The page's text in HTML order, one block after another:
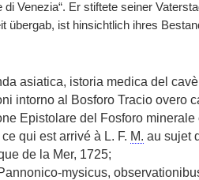
di Venezia“. Er stiftete seiner
übergab, ist hinsichtlich ihres
asiatica, istoria medica del
intorno al Bosforo Tracio overo
Epistolare del Fosforo
qui est arrivé à L. F. M. au sujet
de la Mer, 1725;
mysicus,